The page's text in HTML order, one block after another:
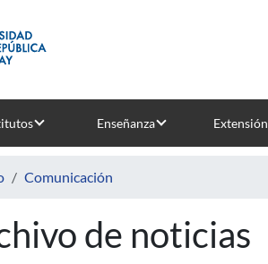
Enseñanza Extensión
Comunicación
de noticias